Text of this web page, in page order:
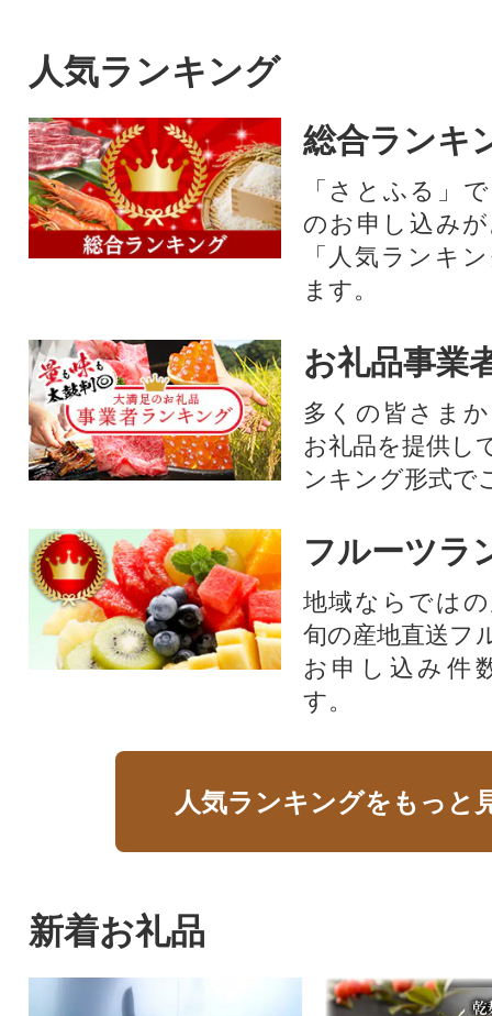
人気ランキング
総合ランキ
「さとふる」
のお申し込み
「人気ランキ
ます。
お礼品事業
多くの皆さま
お礼品を提供し
ンキング形式で
フルーツラ
地域ならでは
旬の産地直送フ
お申し込み件
す。
人気ランキングをもっと
新着お礼品